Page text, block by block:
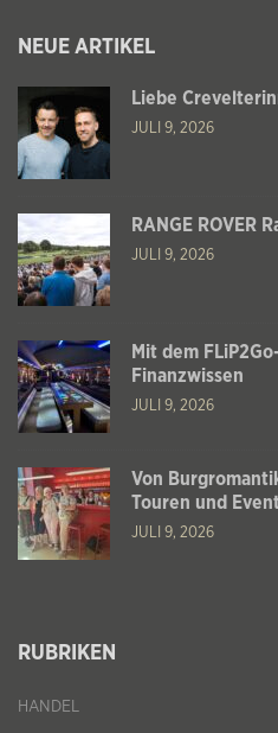
NEUE ARTIKEL
Liebe
JULI 9, 2026
RANGE ROVER
JULI 9, 2026
Mit dem
Finanzwissen
JULI 9, 2026
Von
Touren und
JULI 9, 2026
RUBRIKEN
HANDEL